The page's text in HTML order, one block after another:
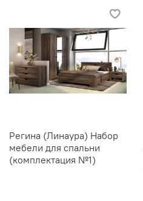
Регина (Линаура) Набор
мебели для спальни
(комплектация №1)